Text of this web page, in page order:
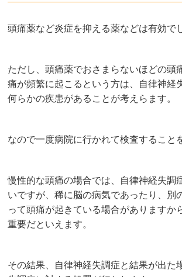
頭痛薬など炎症を抑える薬などは有効で
ただし、頭痛薬でおさまらないほどの頭
痛が頻繁に起こるという方は、自律神経
何らかの疾患があることが考えらます。
なので一度病院に行かれて検査すること
慢性的な頭痛の場合では、自律神経失調
いですが、稀に脳の病気であったり、別
って頭痛が起きている場合がありますか
重要だといえます。
その結果、自律神経失調症と結果が出た